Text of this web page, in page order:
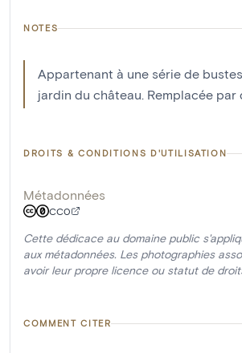
NOTES
Appartenant à une série de
jardin du château. Remplacée par
DROITS & CONDITIONS D'UTILISATION
Métadonnées
CC0
Cette dédicace au domaine public
aux métadonnées. Les photographies
avoir leur propre licence ou statut de
COMMENT CITER